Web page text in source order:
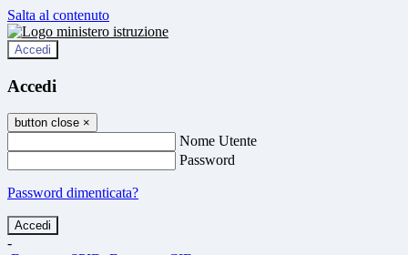
Salta al contenuto
Accedi
Accedi
button close ×
Nome Utente
Password
Password dimenticata?
-